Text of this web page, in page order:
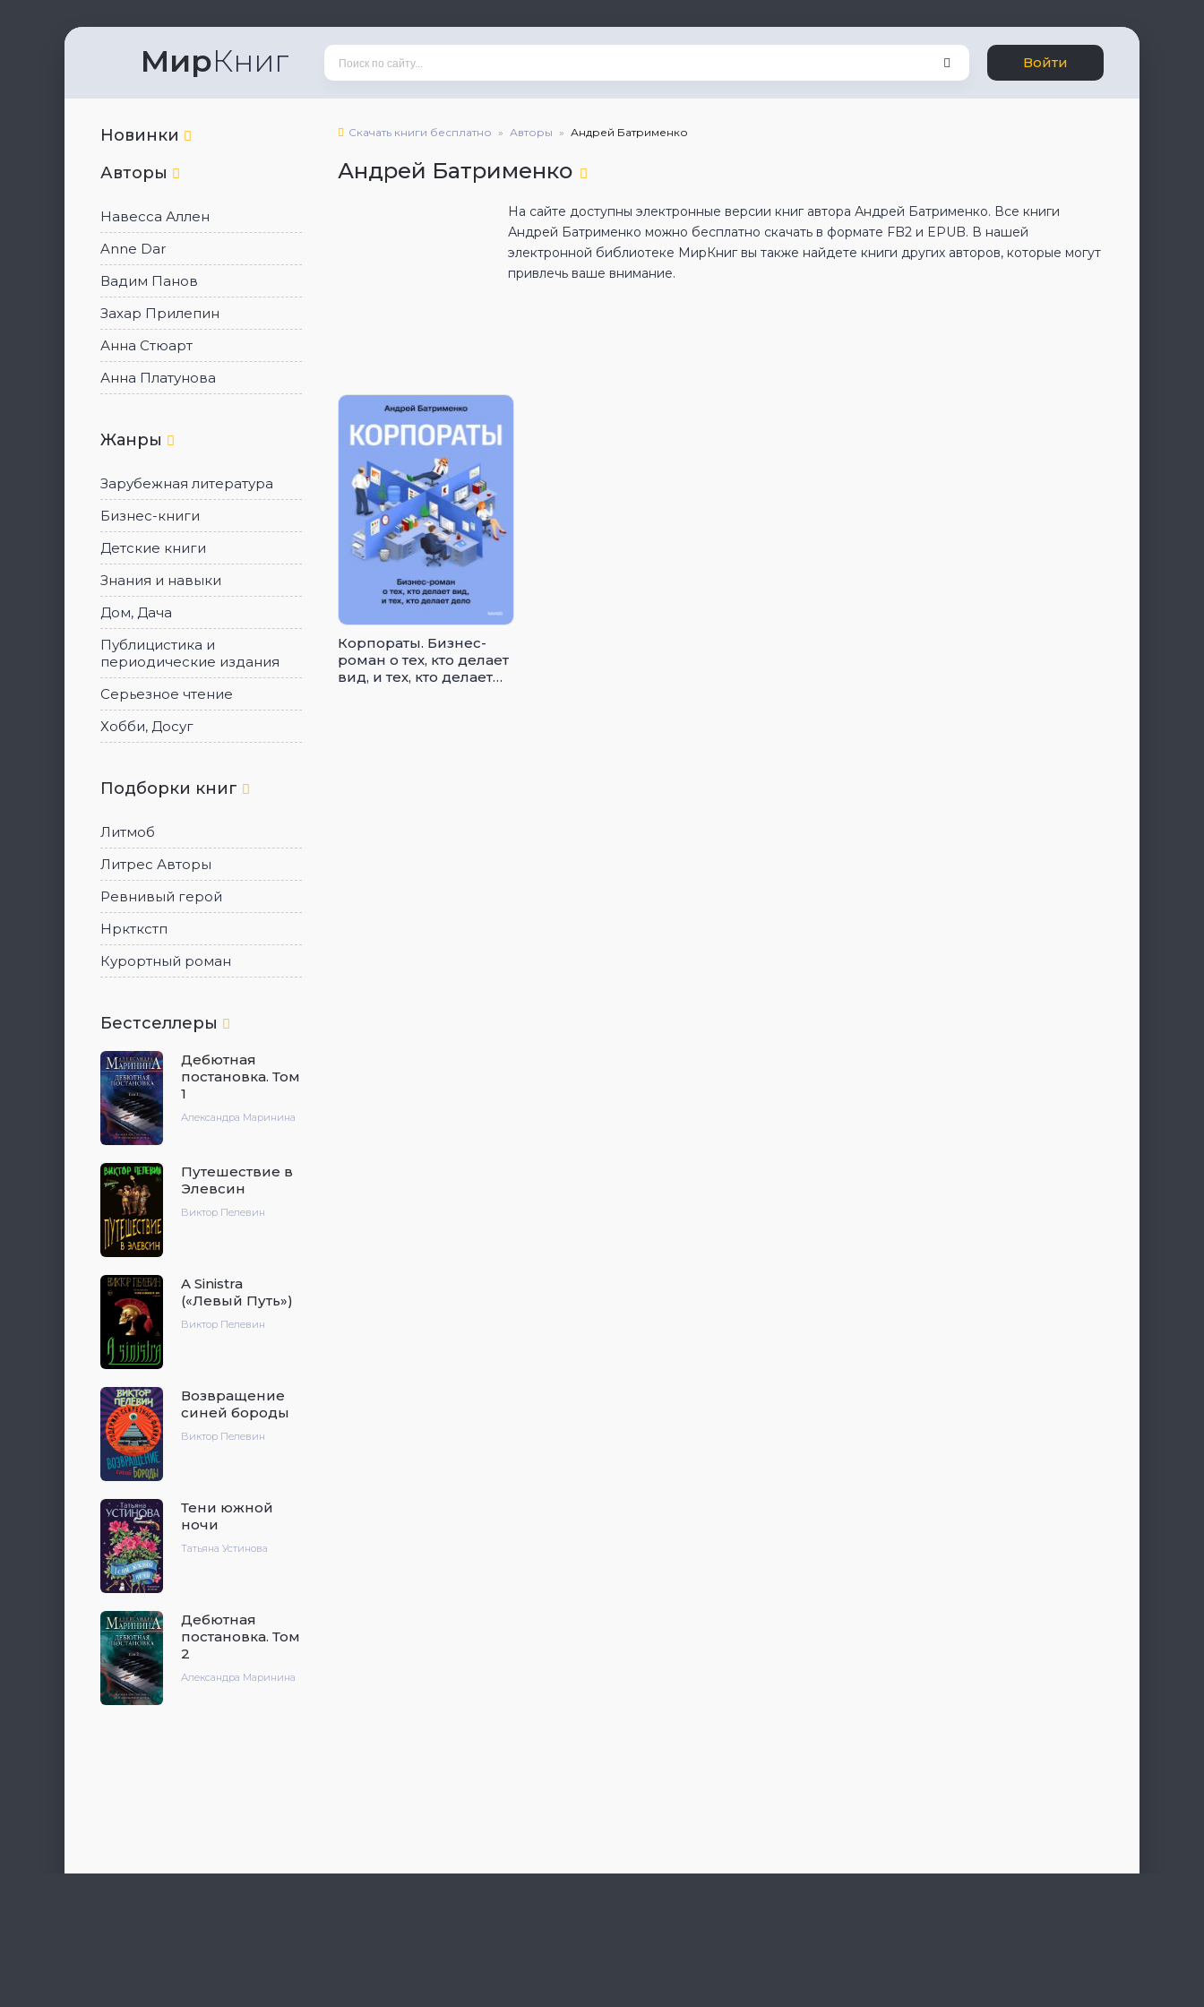
МирКниг Войти
Новинки
Авторы
Навесса Аллен
Anne Dar
Вадим Панов
Захар Прилепин
Анна Стюарт
Анна Платунова
Жанры
Зарубежная литература
Бизнес-книги
Детские книги
Знания и навыки
Дом, Дача
Публицистика и
периодические издания
Серьезное чтение
Хобби, Досуг
Подборки книг
Литмоб
Литрес Авторы
Ревнивый герой
Нркткстп
Курортный роман
Бестселлеры
Дебютная
постановка. Том
1
Александра Маринина
Путешествие в
Элевсин
Виктор Пелевин
A Sinistra
(«Левый Путь»)
Виктор Пелевин
Возвращение
синей бороды
Виктор Пелевин
Тени южной
ночи
Татьяна Устинова
Дебютная
постановка. Том
2
Александра Маринина
Скачать книги бесплатно Авторы Андрей Батрименко
Андрей Батрименко
На сайте доступны электронные версии книг автора Андрей Батрименко. Все книги
Андрей Батрименко можно бесплатно скачать в формате FB2 и EPUB. В нашей
электронной библиотеке МирКниг вы также найдете книги других авторов, которые могут
привлечь ваше внимание.
Корпораты. Бизнес-
роман о тех, кто делает
вид, и тех, кто делает